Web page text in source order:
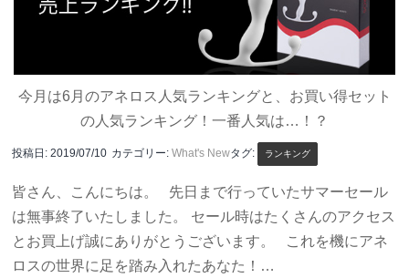
今月は6月のアネロス人気ランキングと、お買い得セット
の人気ランキング！一番人気は…！？
投稿日:2019/07/10 カテゴリー:What's Newタグ: ランキング
皆さん、こんにちは。 先日まで行っていたサマーセール
は無事終了いたしました。 セール時はたくさんのアクセス
とお買上げ誠にありがとうございます。 これを機にアネ
ロスの世界に足を踏み入れたあなた！…